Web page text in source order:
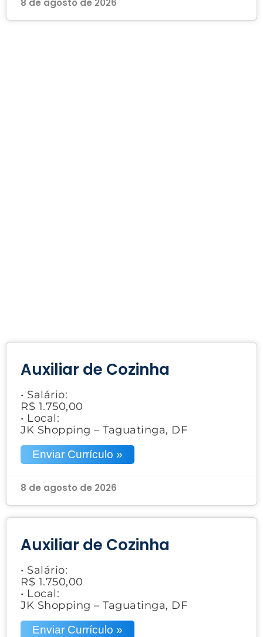
8 de agosto de 2026
Auxiliar de Cozinha
• Salário:
R$ 1.750,00
• Local:
JK Shopping – Taguatinga, DF
Enviar Currículo »
8 de agosto de 2026
Auxiliar de Cozinha
• Salário:
R$ 1.750,00
• Local:
JK Shopping – Taguatinga, DF
Enviar Currículo »